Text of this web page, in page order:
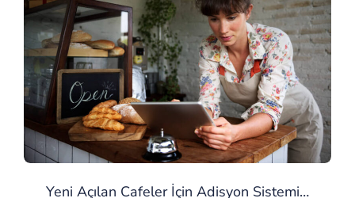
Yeni Açılan Cafeler İçin Adisyon Sistemi…